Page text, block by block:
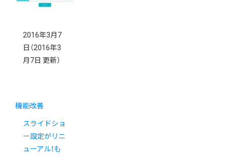
2016年3月7
日 （2016年3
月7日 更新）
機能改善
スライドショ
ー設定がリニ
ューアル！も